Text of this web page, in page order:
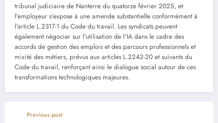
tribunal judiciaire de Nanterre du quatorze février 2025, et
l'employeur s'expose à une amende substantielle conformément à
l'article L.2317-1 du Code du travail. Les syndicats peuvent
également négocier sur l'utilisation de l'IA dans le cadre des
accords de gestion des emplois et des parcours professionnels et
mixité des métiers, prévus aux articles L.2242-20 et suivants du
Code du travail, renforçant ainsi le dialogue social autour de ces
transformations technologiques majeures.
Previous post